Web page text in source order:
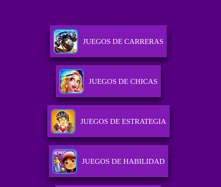
JUEGOS DE CARRERAS
JUEGOS DE CHICAS
JUEGOS DE ESTRATEGIA
JUEGOS DE HABILIDAD